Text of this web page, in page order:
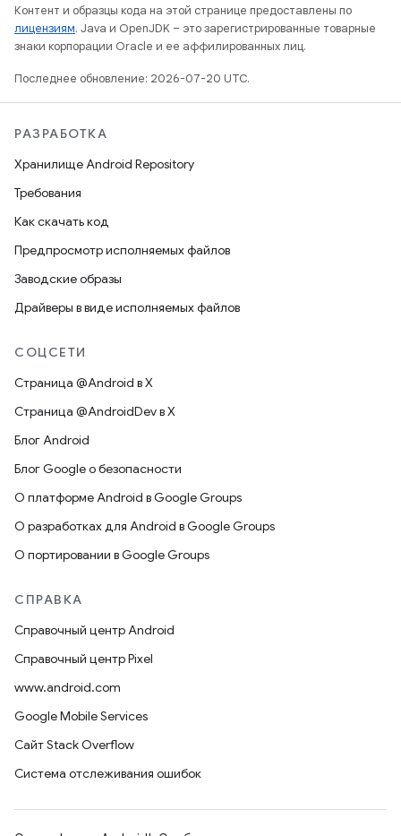
Контент и образцы кода на этой странице предоставлены по
лицензиям. Java и OpenJDK – это зарегистрированные товарные
знаки корпорации Oracle и ее аффилированных лиц.
Последнее обновление: 2026-07-20 UTC.
РАЗРАБОТКА
Хранилище Android Repository
Требования
Как скачать код
Предпросмотр исполняемых файлов
Заводские образы
Драйверы в виде исполняемых файлов
СОЦСЕТИ
Страница @Android в X
Страница @AndroidDev в X
Блог Android
Блог Google о безопасности
О платформе Android в Google Groups
О разработках для Android в Google Groups
О портировании в Google Groups
СПРАВКА
Справочный центр Android
Справочный центр Pixel
www.android.com
Google Mobile Services
Сайт Stack Overflow
Система отслеживания ошибок